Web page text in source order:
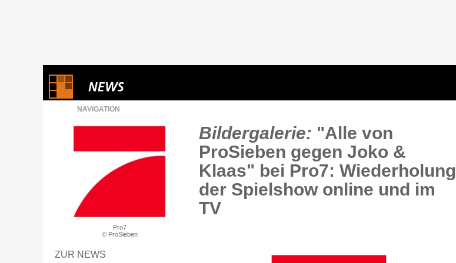
NAVIGATION
Pro7
© ProSieben
ZUR NEWS
Bildergalerie: "Alle von
ProSieben gegen Joko &
Klaas" bei Pro7: Wiederholung
der Spielshow online und im
TV